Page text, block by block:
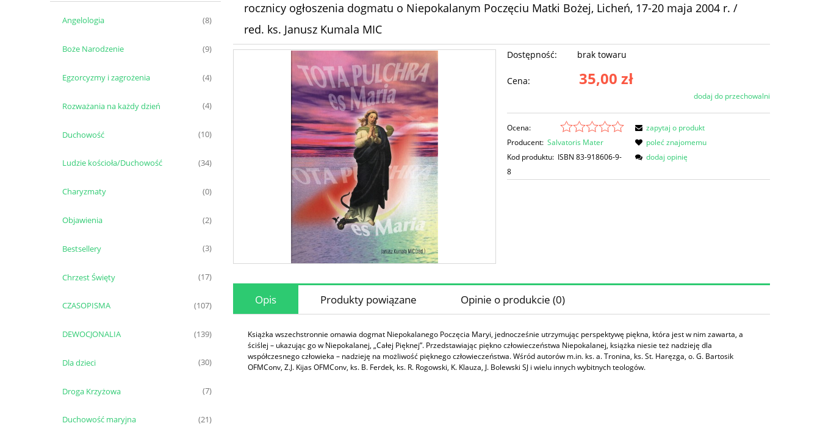
Angelologia (8)
Boże Narodzenie (9)
Egzorcyzmy i zagrożenia (4)
Rozważania na każdy dzień (4)
Duchowość (10)
Ludzie kościoła/Duchowość (34)
Charyzmaty (0)
Objawienia (2)
Bestsellery (3)
Chrzest Święty (17)
CZASOPISMA (107)
DEWOCJONALIA (139)
Dla dzieci (30)
Droga Krzyżowa (7)
Duchowość maryjna (21)
rocznicy ogłoszenia dogmatu o Niepokalanym Poczęciu Matki Bożej, Licheń, 17-20 maja 2004 r. /
red. ks. Janusz Kumala MIC
Dostępność: brak towaru
Cena: 35,00 zł
dodaj do przechowalni
Ocena:
Producent: Salvatoris Mater
Kod produktu: ISBN 83-918606-9-
8
zapytaj o produkt
poleć znajomemu
dodaj opinię
Opis Produkty powiązane Opinie o produkcie (0)
Książka wszechstronnie omawia dogmat Niepokalanego Poczęcia Maryi, jednocześnie utrzymując perspektywę piękna, która jest w nim zawarta, a
ściślej – ukazując go w Niepokalanej, „Całej Pięknej”. Przedstawiając piękno człowieczeństwa Niepokalanej, książka niesie też nadzieję dla
współczesnego człowieka – nadzieję na możliwość pięknego człowieczeństwa. Wśród autorów m.in. ks. a. Tronina, ks. St. Haręzga, o. G. Bartosik
OFMConv, Z.J. Kijas OFMConv, ks. B. Ferdek, ks. R. Rogowski, K. Klauza, J. Bolewski SJ i wielu innych wybitnych teologów.